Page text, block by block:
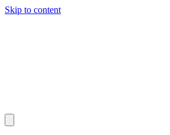
Skip to content